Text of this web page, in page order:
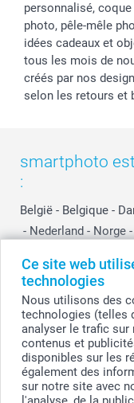
Ce site web
technologies
Nous utilisons des
technologies (telles
analyser le trafic sur
contenus et
disponibles sur les
également des
sur notre site avec
personnalisé,
photo, pêle-mêle
idées cadeaux et
tous les mois de
créés par nos
selon les retours et
smartphoto
:
België - Belgique -
- Nederland - Norge -
Other Countries
© smartphoto group.
smartphoto group SA.
Tous les prix sont en